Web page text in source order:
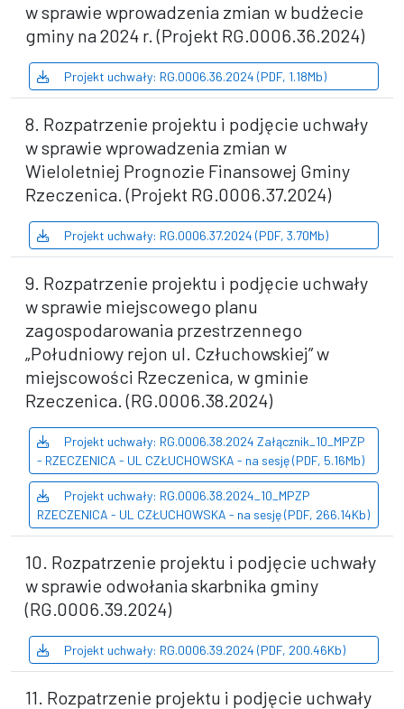
w sprawie wprowadzenia zmian w budżecie
gminy na 2024 r. (Projekt RG.0006.36.2024)
Projekt uchwały: RG.0006.36.2024 (PDF, 1.18Mb)
8. Rozpatrzenie projektu i podjęcie uchwały
w sprawie wprowadzenia zmian w
Wieloletniej Prognozie Finansowej Gminy
Rzeczenica. (Projekt RG.0006.37.2024)
Projekt uchwały: RG.0006.37.2024 (PDF, 3.70Mb)
9. Rozpatrzenie projektu i podjęcie uchwały
w sprawie miejscowego planu
zagospodarowania przestrzennego
„Południowy rejon ul. Człuchowskiej” w
miejscowości Rzeczenica, w gminie
Rzeczenica. (RG.0006.38.2024)
Projekt uchwały: RG.0006.38.2024 Załącznik_10_MPZP
- RZECZENICA - UL CZŁUCHOWSKA - na sesję (PDF, 5.16Mb)
Projekt uchwały: RG.0006.38.2024_10_MPZP
RZECZENICA - UL CZŁUCHOWSKA - na sesję (PDF, 266.14Kb)
10. Rozpatrzenie projektu i podjęcie uchwały
w sprawie odwołania skarbnika gminy
(RG.0006.39.2024)
Projekt uchwały: RG.0006.39.2024 (PDF, 200.46Kb)
11. Rozpatrzenie projektu i podjęcie uchwały